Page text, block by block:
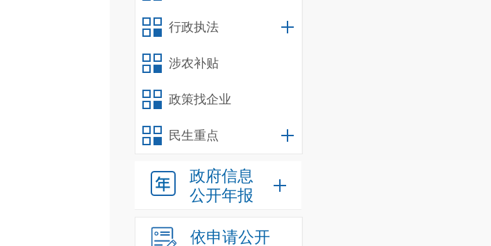
行政执法
涉农补贴
政策找企业
民生重点
政府信息
公开年报
依申请公开